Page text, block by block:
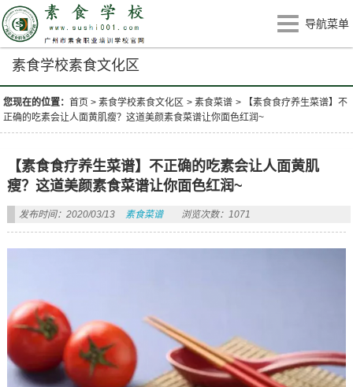
导航菜单
素食学校素食文化区
您现在的位置：首页 >素食学校素食文化区 >素食菜谱 >
【素食食疗养生菜谱】不
正确的吃素会让人面黄肌瘦？这道美颜素食菜谱让你面色红润~
【素食食疗养生菜谱】不正确的吃素会让人面黄肌
瘦？这道美颜素食菜谱让你面色红润~
发布时间：2020/03/13 素食菜谱 浏览次数：1071